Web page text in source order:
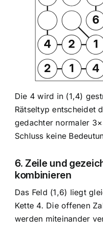
Die 4 wird in (1,4)
Rätseltyp entscheidet
gedachter normaler
Schluss keine
6. Zeile und
kombinieren
Das Feld (1,6) liegt
Kette 4. Die offenen
werden miteinander